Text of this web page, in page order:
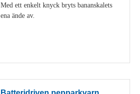
Med ett enkelt knyck bryts bananskalets
ena ände av.